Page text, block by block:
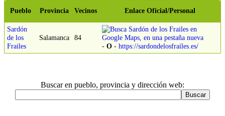
Pueblo Provincia Vecinos Enlace Oficial/Personal
Sardón
de los
Frailes
Salamanca
84
- O - https://sardondelosfrailes.es/
Buscar en pueblo, provincia y dirección web: